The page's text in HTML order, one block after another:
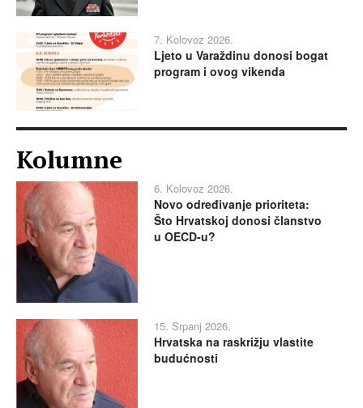
7. Kolovoz 2026.
Ljeto u Varaždinu donosi bogat
program i ovog vikenda
Kolumne
6. Kolovoz 2026.
Novo određivanje prioriteta:
Što Hrvatskoj donosi članstvo
u OECD-u?
15. Srpanj 2026.
Hrvatska na raskrižju vlastite
budućnosti